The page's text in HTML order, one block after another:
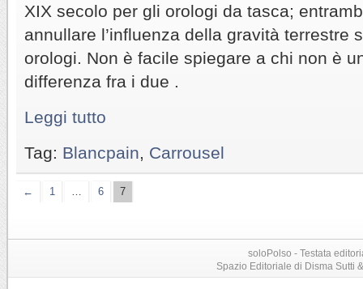
XIX secolo per gli orologi da tasca;
annullare l’influenza della gravità terrestre
orologi. Non è facile spiegare a chi non è
differenza fra i due .
Leggi tutto
Tag: Blancpain, Carrousel
← 1 6 7
soloPolso - Testata
Spazio Editoriale di Disma Sutti